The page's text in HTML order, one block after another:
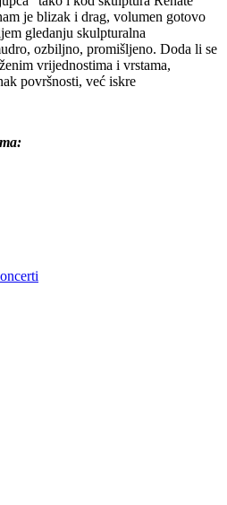
je blizak i drag, volumen gotovo
gledanju skulpturalna
ozbiljno, promišljeno. Doda li se
vrijednostima i vrstama,
površnosti, već iskre